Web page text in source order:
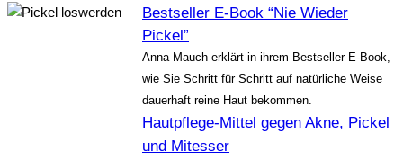
Bestseller E-Book “Nie Wieder
Pickel”
Anna Mauch erklärt in ihrem Bestseller E-Book,
wie Sie Schritt für Schritt auf natürliche Weise
dauerhaft reine Haut bekommen.
Hautpflege-Mittel gegen Akne, Pickel
und Mitesser